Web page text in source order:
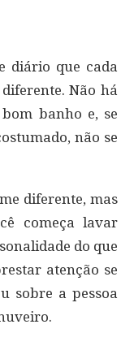
diário que cada
Não há
banho e, se
não se
diferente, mas
começa lavar
do que
atenção se
sobre a pessoa